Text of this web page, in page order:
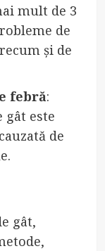
mult de 3
de
și de
febră:
gât este
de
gât,